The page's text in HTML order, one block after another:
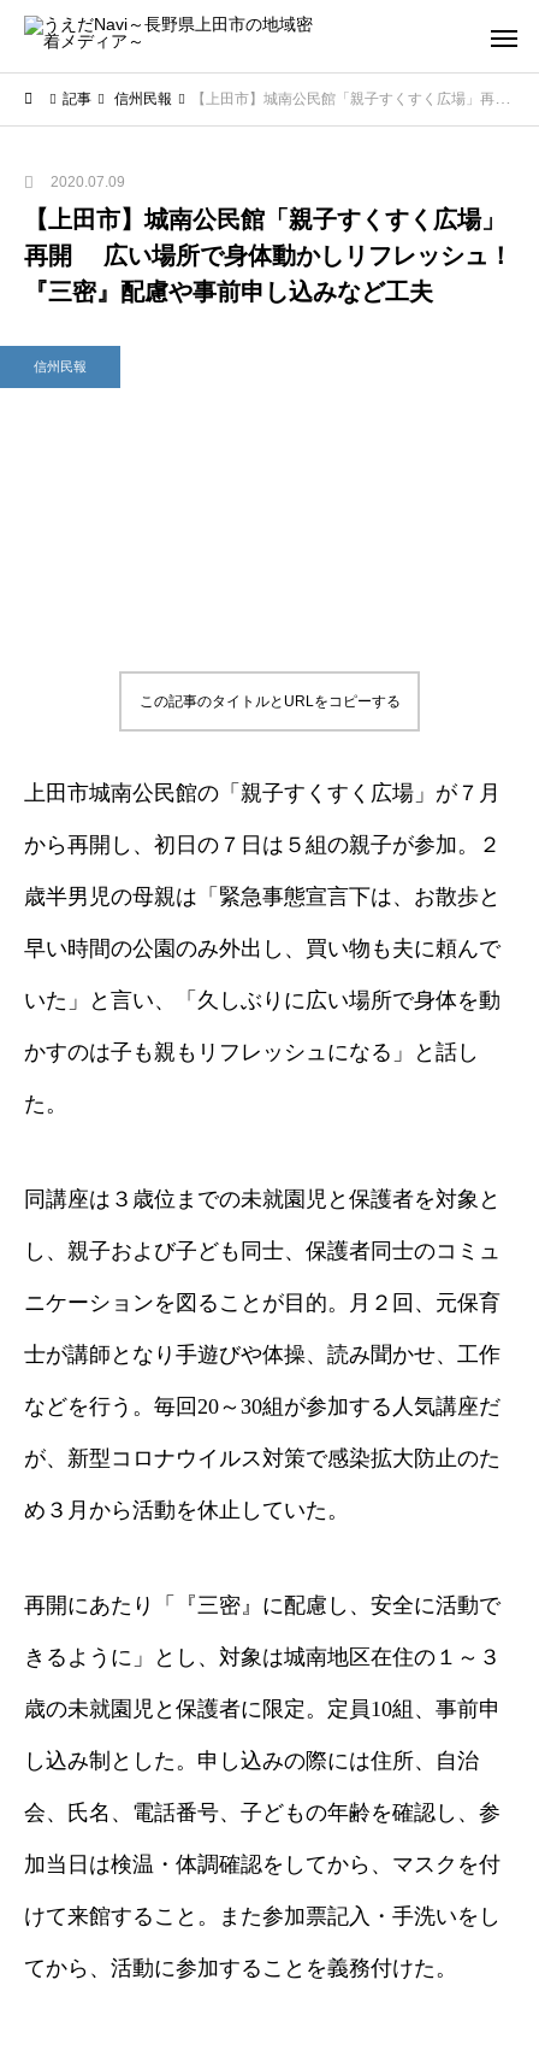
記事 信州民報 【上田市】城南公民館「親子すくすく広場」再開 広い場所で身体動かしリフレッシュ！ 『三密』配慮や事前申し込みなど工夫
2020.07.09
【上田市】城南公民館「親子すくすく広場」
再開 広い場所で身体動かしリフレッシュ！
『三密』配慮や事前申し込みなど工夫
信州民報
この記事のタイトルとURLをコピーする
上田市城南公民館の「親子すくすく広場」が７月
から再開し、初日の７日は５組の親子が参加。２
歳半男児の母親は「緊急事態宣言下は、お散歩と
早い時間の公園のみ外出し、買い物も夫に頼んで
いた」と言い、「久しぶりに広い場所で身体を動
かすのは子も親もリフレッシュになる」と話し
た。
同講座は３歳位までの未就園児と保護者を対象と
し、親子および子ども同士、保護者同士のコミュ
ニケーションを図ることが目的。月２回、元保育
士が講師となり手遊びや体操、読み聞かせ、工作
などを行う。毎回20～30組が参加する人気講座だ
が、新型コロナウイルス対策で感染拡大防止のた
め３月から活動を休止していた。
再開にあたり「『三密』に配慮し、安全に活動で
きるように」とし、対象は城南地区在住の１～３
歳の未就園児と保護者に限定。定員10組、事前申
し込み制とした。申し込みの際には住所、自治
会、氏名、電話番号、子どもの年齢を確認し、参
加当日は検温・体調確認をしてから、マスクを付
けて来館すること。また参加票記入・手洗いをし
てから、活動に参加することを義務付けた。